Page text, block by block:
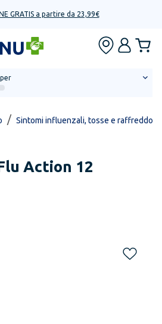
GRATIS a partire da 23,99€
/ Sintomi influenzali, tosse e raffreddore
Action 12